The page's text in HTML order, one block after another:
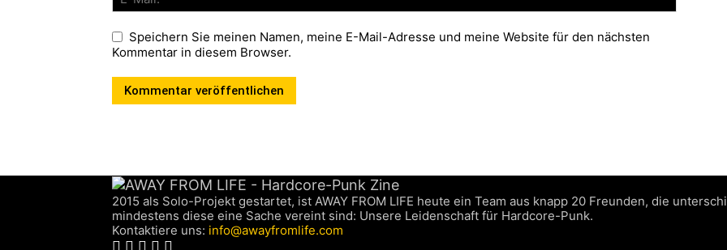
Speichern Sie meinen Namen, meine E-Mail-Adresse und meine Website für den nächsten
Kommentar in diesem Browser.
2015 als Solo-Projekt gestartet, ist AWAY FROM LIFE heute ein Team aus knapp 20 Freunden, die
mindestens diese eine Sache vereint sind: Unsere Leidenschaft für Hardcore-Punk.
Kontaktiere uns: info@awayfromlife.com